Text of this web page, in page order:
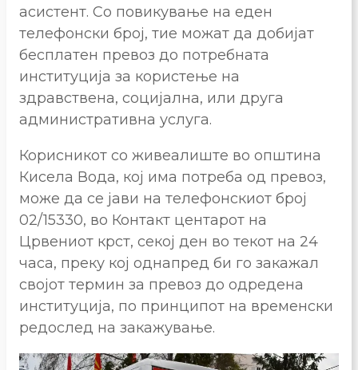
асистент. Со повикување на еден
телефонски број, тие можат да добијат
бесплатен превоз до потребната
институција за користење на
здравствена, социјална, или друга
административна услуга.
Корисникот со живеалиште во општина
Кисела Вода, кој има потреба од превоз,
може да се јави на телефонскиот број
02/15330, во Контакт центарот на
Црвениот крст, секој ден во текот на 24
часа, преку кој однапред би го закажал
својот термин за превоз до одредена
институција, по принципот на временски
редослед на закажување.